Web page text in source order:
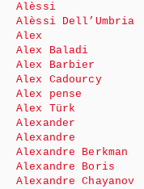
Alèssi
Alèssi Dell’Umbria
Alex
Alex Baladi
Alex Barbier
Alex Cadourcy
Alex pense
Alex Türk
Alexander
Alexandre
Alexandre Berkman
Alexandre Boris
Alexandre Chayanov